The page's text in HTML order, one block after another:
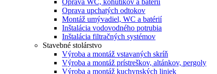
Oprava WC, kohútikov a batérií
Oprava upchatých odtokov
Montáž umývadiel, WC a batérií
Inštalácia vodovodného potrubia
Inštalácia filtračných systémov
Stavebné stolárstvo
Výroba a montáž vstavaných skríň
Výroba a montáž prístreškov, altánkov, pergoly
Výroba a montáž kuchynských liniek